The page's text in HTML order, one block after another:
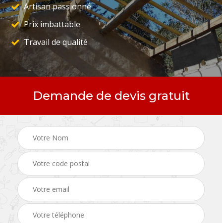
Artisan passionné
Prix imbattable
Travail de qualité
Demande de devis gratuit